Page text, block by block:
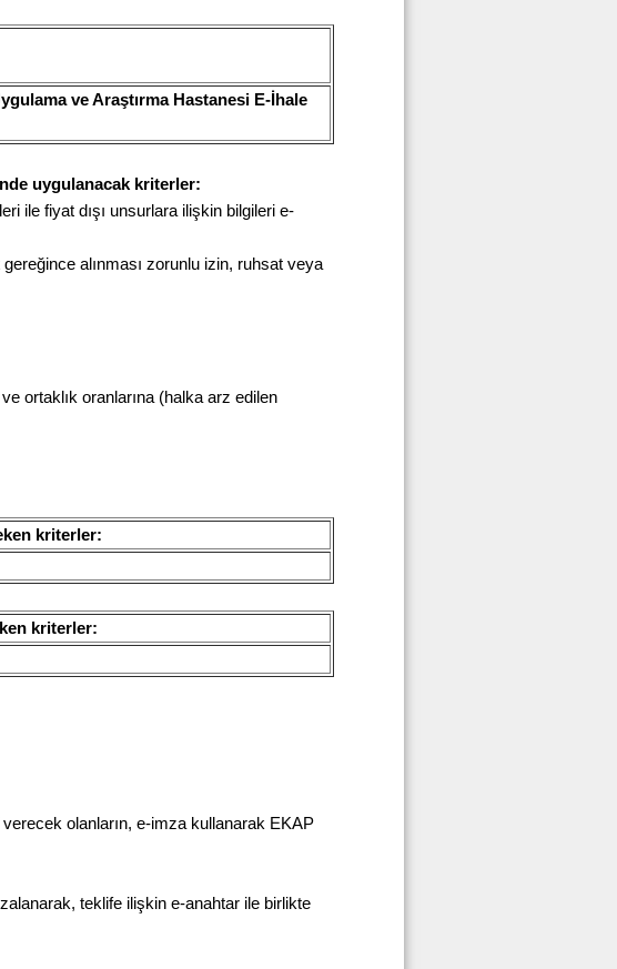
ve Araştırma Hastanesi E-İhale
uygulanacak kriterler:
ile fiyat dışı unsurlara ilişkin bilgileri e-
alınması zorunlu izin, ruhsat veya
ortaklık oranlarına (halka arz edilen
kriterler:
kriterler:
olanların, e-imza kullanarak EKAP
teklife ilişkin e-anahtar ile birlikte